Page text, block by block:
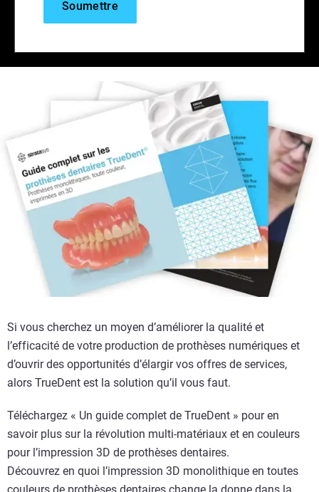
Si vous cherchez un moyen d’améliorer la qualité et
l’efficacité de votre production de prothèses numériques et
d’ouvrir des opportunités d’élargir vos offres de services,
alors TrueDent est la solution qu’il vous faut.
Téléchargez « Un guide complet de TrueDent » pour en
savoir plus sur la révolution multi-matériaux et en couleurs
pour l’impression 3D de prothèses dentaires.
Découvrez en quoi l’impression 3D monolithique en toutes